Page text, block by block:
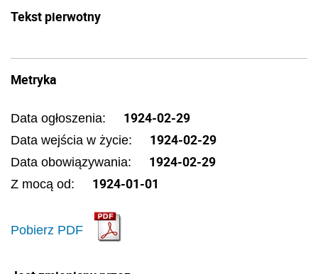
Tekst pierwotny
Metryka
Data ogłoszenia: 1924-02-29
Data wejścia w życie: 1924-02-29
Data obowiązywania: 1924-02-29
Z mocą od: 1924-01-01
Pobierz PDF